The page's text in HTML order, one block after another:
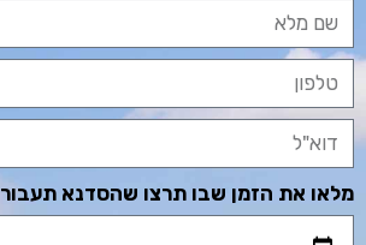
מלאו את הזמן שבו תרצו שהסדנא תעבור